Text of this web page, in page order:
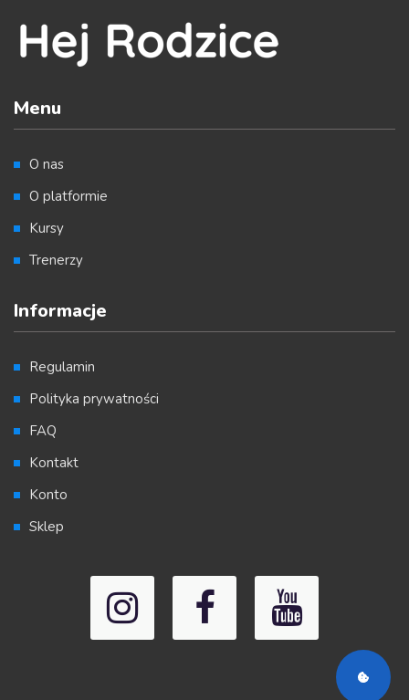
Menu
O nas
O platformie
Kursy
Trenerzy
Informacje
Regulamin
Polityka prywatności
FAQ
Kontakt
Konto
Sklep